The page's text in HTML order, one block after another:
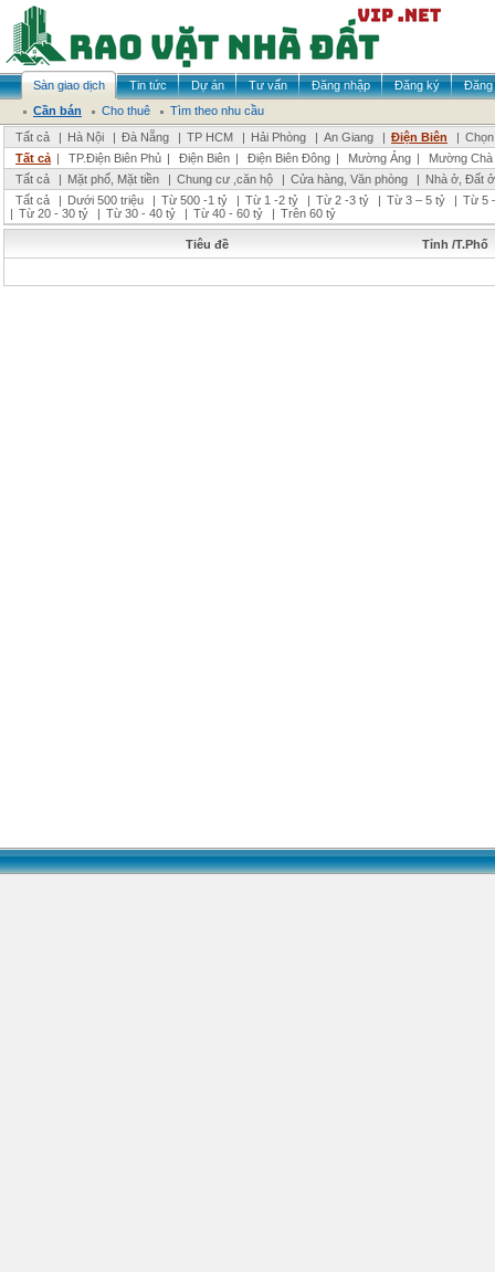
Sàn giao dịch Tin tức Dự án Tư vấn Đăng nhập Đăng ký
Đăng
Cần bán
Cho thuê
Tìm theo nhu cầu
Tất cả
| Hà Nội | Đà Nẵng | TP HCM | Hải Phòng | An Giang | Điện Biên |
Tất cả | TP.Điện Biên Phủ | Điện Biên | Điện Biên Đông | Mường Ảng |
Mường Chà
Tất cả
| Mặt phố, Mặt tiền | Chung cư ,căn hộ | Cửa hàng, Văn phòng | Nhà ở, Đất ở
Tất cả
| Dưới 500 triệu | Từ 500 -1 tỷ | Từ 1 -2 tỷ | Từ 2 -3 tỷ | Từ 3 – 5 tỷ | Từ 5
| Từ 20 - 30 tỷ | Từ 30 - 40 tỷ | Từ 40 - 60 tỷ | Trên 60 tỷ
Tiêu đề Tỉnh /T.Phố